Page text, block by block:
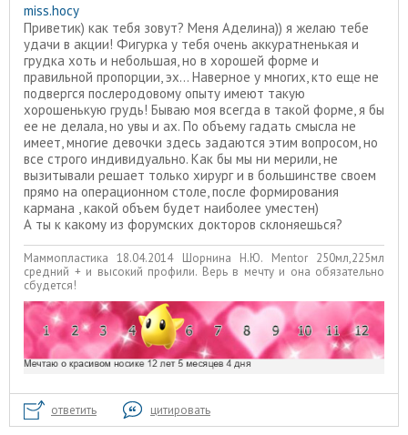
miss.hocy
Приветик) как тебя зовут? Меня Аделина)) я желаю тебе
удачи в акции! Фигурка у тебя очень аккуратненькая и
грудка хоть и небольшая, но в хорошей форме и
правильной пропорции, эх... Наверное у многих, кто еще не
подвергся послеродовому опыту имеют такую
хорошенькую грудь! Бываю моя всегда в такой форме, я бы
ее не делала, но увы и ах. По объему гадать смысла не
имеет, многие девочки здесь задаются этим вопросом, но
все строго индивидуально. Как бы мы ни мерили, не
вызитывали решает только хирург и в большинстве своем
прямо на операционном столе, после формирования
кармана , какой объем будет наиболее уместен)
А ты к какому из форумских докторов склоняешься?
Маммопластика 18.04.2014 Шорнина Н.Ю. Mentor 250мл,225мл
средний + и высокий профили. Верь в мечту и она обязательно
сбудется!
ответить цитировать